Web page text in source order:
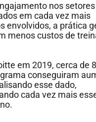
nos
em cada vez mais
envolvidos, a prática
menos custos de
em 2019, cerca de
conseguiram
esse dado,
cada vez mais